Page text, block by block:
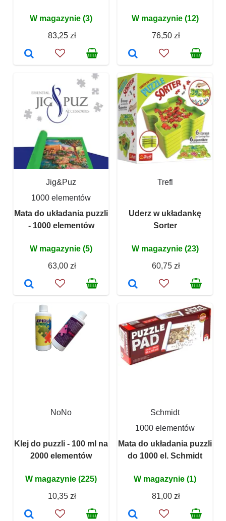
W magazynie (3)
83,25 zł
W magazynie (12)
76,50 zł
Jig&Puz
1000 elementów
Mata do układania puzzli
- 1000 elementów
W magazynie (5)
63,00 zł
Trefl
Uderz w układankę
Sorter
W magazynie (23)
60,75 zł
NoNo
Klej do puzzli - 100 ml na
2000 elementów
W magazynie (225)
10,35 zł
Schmidt
1000 elementów
Mata do układania puzzli
do 1000 el. Schmidt
W magazynie (1)
81,00 zł